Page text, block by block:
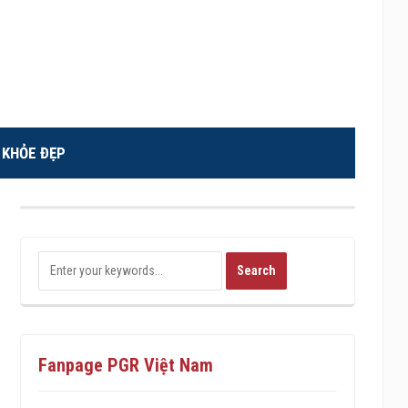
KHỎE ĐẸP
Fanpage PGR Việt Nam